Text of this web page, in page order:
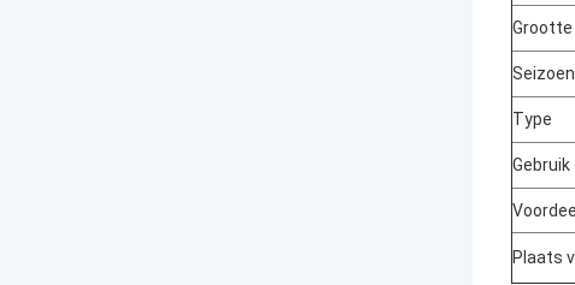
Grootte
Seizoen
Type
Gebruik
Voordeel
Plaats